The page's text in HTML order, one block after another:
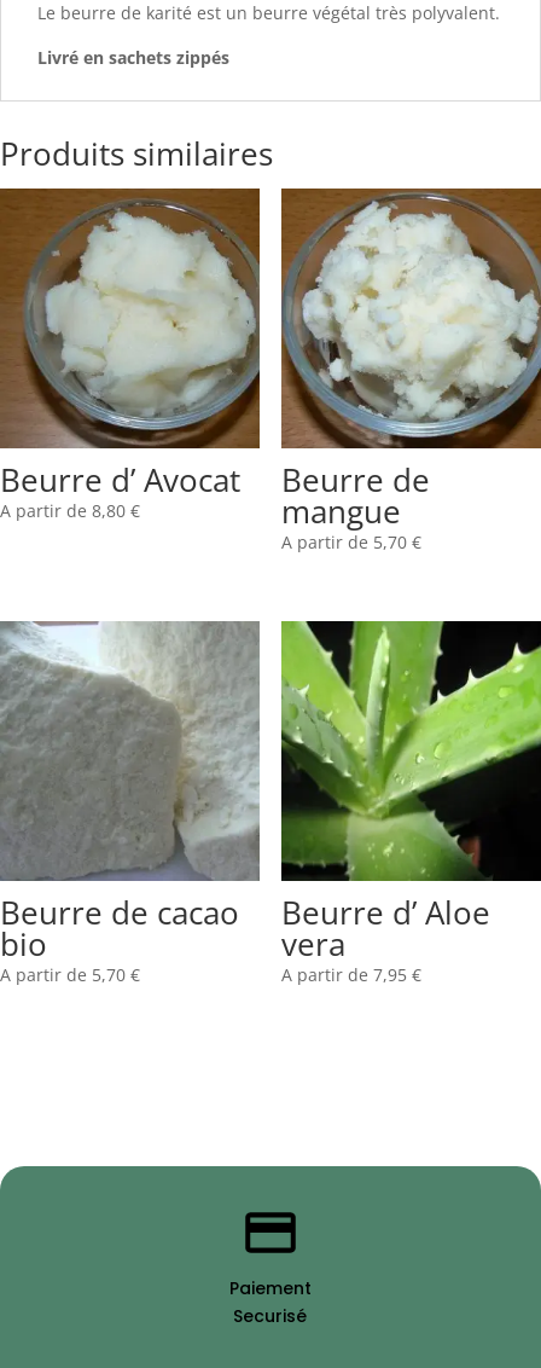
Le beurre de karité est un beurre végétal très polyvalent.
Livré en sachets zippés
Produits similaires
Beurre d’ Avocat
A partir de 8,80 €
Beurre de
mangue
A partir de 5,70 €
Beurre de cacao
bio
A partir de 5,70 €
Beurre d’ Aloe
vera
A partir de 7,95 €
Paiement
Securisé